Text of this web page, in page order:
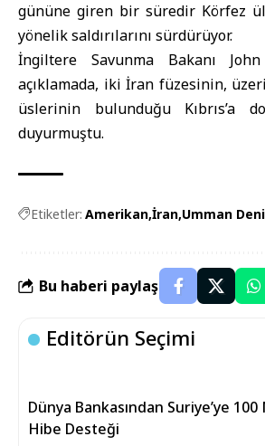
gününe giren bir süredir Körfez
yönelik saldırılarını sürdürüyor.
İngiltere Savunma Bakanı
açıklamada, iki İran füzesinin,
üslerinin bulunduğu Kıbrıs’a
duyurmuştu.
Etiketler: Amerikan İran Umman
Bu haberi paylaş
Editörün Seçimi
Dünya Bankasından Suriye’ye
Hibe Desteği